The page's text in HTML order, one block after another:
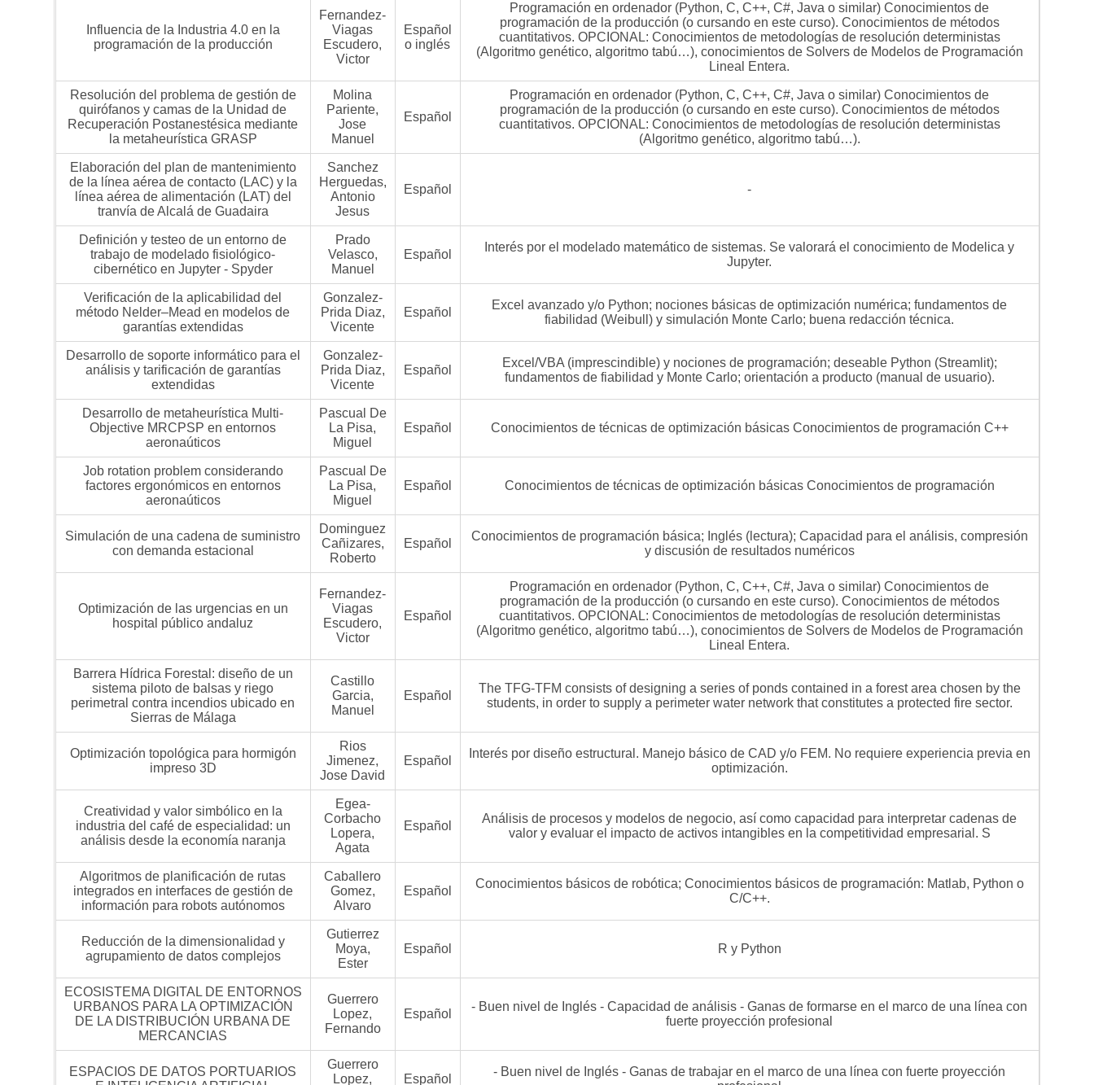
Influencia de la Industria 4.0 en la
programación de la producción
Fernandez-
Viagas
Escudero,
Victor
Español
o inglés
Programación en ordenador (Python, C, C++, C#, Java o similar) Conocimientos de
programación de la producción (o cursando en este curso). Conocimientos de métodos
cuantitativos. OPCIONAL: Conocimientos de metodologías de resolución deterministas
(Algoritmo genético, algoritmo tabú…), conocimientos de Solvers de Modelos de Programación
Lineal Entera.
Resolución del problema de gestión de
quirófanos y camas de la Unidad de
Recuperación Postanestésica mediante
la metaheurística GRASP
Molina
Pariente,
Jose
Manuel
Español
Programación en ordenador (Python, C, C++, C#, Java o similar) Conocimientos de
programación de la producción (o cursando en este curso). Conocimientos de métodos
cuantitativos. OPCIONAL: Conocimientos de metodologías de resolución deterministas
(Algoritmo genético, algoritmo tabú…).
Elaboración del plan de mantenimiento
de la línea aérea de contacto (LAC) y la
línea aérea de alimentación (LAT) del
tranvía de Alcalá de Guadaira
Sanchez
Herguedas,
Antonio
Jesus
Español -
Definición y testeo de un entorno de
trabajo de modelado fisiológico-
cibernético en Jupyter - Spyder
Prado
Velasco,
Manuel
Español
Interés por el modelado matemático de sistemas. Se valorará el conocimiento de Modelica y
Jupyter.
Verificación de la aplicabilidad del
método Nelder–Mead en modelos de
garantías extendidas
Gonzalez-
Prida Diaz,
Vicente
Español
Excel avanzado y/o Python; nociones básicas de optimización numérica; fundamentos de
fiabilidad (Weibull) y simulación Monte Carlo; buena redacción técnica.
Desarrollo de soporte informático para el
análisis y tarificación de garantías
extendidas
Gonzalez-
Prida Diaz,
Vicente
Español
Excel/VBA (imprescindible) y nociones de programación; deseable Python (Streamlit);
fundamentos de fiabilidad y Monte Carlo; orientación a producto (manual de usuario).
Desarrollo de metaheurística Multi-
Objective MRCPSP en entornos
aeronaúticos
Pascual De
La Pisa,
Miguel
Español Conocimientos de técnicas de optimización básicas Conocimientos de programación C++
Job rotation problem considerando
factores ergonómicos en entornos
aeronaúticos
Pascual De
La Pisa,
Miguel
Español Conocimientos de técnicas de optimización básicas Conocimientos de programación
Simulación de una cadena de suministro
con demanda estacional
Dominguez
Cañizares,
Roberto
Español
Conocimientos de programación básica; Inglés (lectura); Capacidad para el análisis, compresión
y discusión de resultados numéricos
Optimización de las urgencias en un
hospital público andaluz
Fernandez-
Viagas
Escudero,
Victor
Español
Programación en ordenador (Python, C, C++, C#, Java o similar) Conocimientos de
programación de la producción (o cursando en este curso). Conocimientos de métodos
cuantitativos. OPCIONAL: Conocimientos de metodologías de resolución deterministas
(Algoritmo genético, algoritmo tabú…), conocimientos de Solvers de Modelos de Programación
Lineal Entera.
Barrera Hídrica Forestal: diseño de un
sistema piloto de balsas y riego
perimetral contra incendios ubicado en
Sierras de Málaga
Castillo
Garcia,
Manuel
Español
The TFG-TFM consists of designing a series of ponds contained in a forest area chosen by the
students, in order to supply a perimeter water network that constitutes a protected fire sector.
Optimización topológica para hormigón
impreso 3D
Rios
Jimenez,
Jose David
Español
Interés por diseño estructural. Manejo básico de CAD y/o FEM. No requiere experiencia previa en
optimización.
Creatividad y valor simbólico en la
industria del café de especialidad: un
análisis desde la economía naranja
Egea-
Corbacho
Lopera,
Agata
Español
Análisis de procesos y modelos de negocio, así como capacidad para interpretar cadenas de
valor y evaluar el impacto de activos intangibles en la competitividad empresarial. S
Algoritmos de planificación de rutas
integrados en interfaces de gestión de
información para robots autónomos
Caballero
Gomez,
Alvaro
Español
Conocimientos básicos de robótica; Conocimientos básicos de programación: Matlab, Python o
C/C++.
Reducción de la dimensionalidad y
agrupamiento de datos complejos
Gutierrez
Moya,
Ester
Español R y Python
ECOSISTEMA DIGITAL DE ENTORNOS
URBANOS PARA LA OPTIMIZACIÓN
DE LA DISTRIBUCIÓN URBANA DE
MERCANCIAS
Guerrero
Lopez,
Fernando
Español
- Buen nivel de Inglés - Capacidad de análisis - Ganas de formarse en el marco de una línea con
fuerte proyección profesional
ESPACIOS DE DATOS PORTUARIOS
Guerrero
Lopez,
Español
- Buen nivel de Inglés - Ganas de trabajar en el marco de una línea con fuerte proyección